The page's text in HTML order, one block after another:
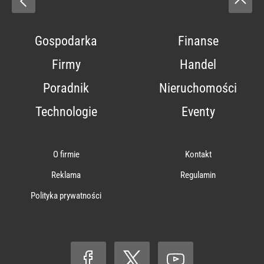
Gospodarka
Finanse
Firmy
Handel
Poradnik
Nieruchomości
Technologie
Eventy
O firmie
Kontakt
Reklama
Regulamin
Polityka prywatności